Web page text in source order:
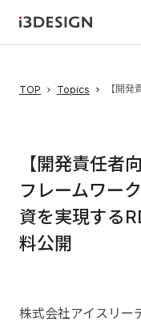
TOP Topics
【開発責任者
フレームワー
資を実現する
料公開
株式会社アイスリー